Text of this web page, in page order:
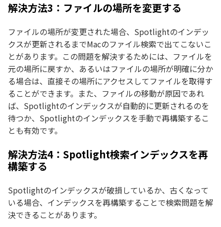
解決方法3：ファイルの場所を変更する
ファイルの場所が変更された場合、Spotlightのインデッ
クスが更新されるまでMacのファイル検索で出てこないこ
とがあります。この問題を解決するためには、ファイルを
元の場所に戻すか、あるいはファイルの場所が明確に分か
る場合は、直接その場所にアクセスしてファイルを取得す
ることができます。また、ファイルの移動が原因であれ
ば、Spotlightのインデックスが自動的に更新されるのを
待つか、Spotlightのインデックスを手動で再構築するこ
とも有効です。
解決方法4：Spotlight検索インデックスを再
構築する
Spotlightのインデックスが破損しているか、古くなって
いる場合、インデックスを再構築することで検索問題を解
決できることがあります。